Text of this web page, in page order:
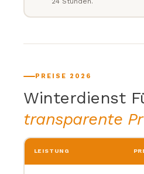
PREISE 2026
Winterdienst
transparente
LEISTUNG